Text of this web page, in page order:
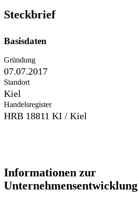
Steckbrief
Basisdaten
Gründung
07.07.2017
Standort
Kiel
Handelsregister
HRB 18811 KI / Kiel
Informationen zur
Unternehmensentwicklung